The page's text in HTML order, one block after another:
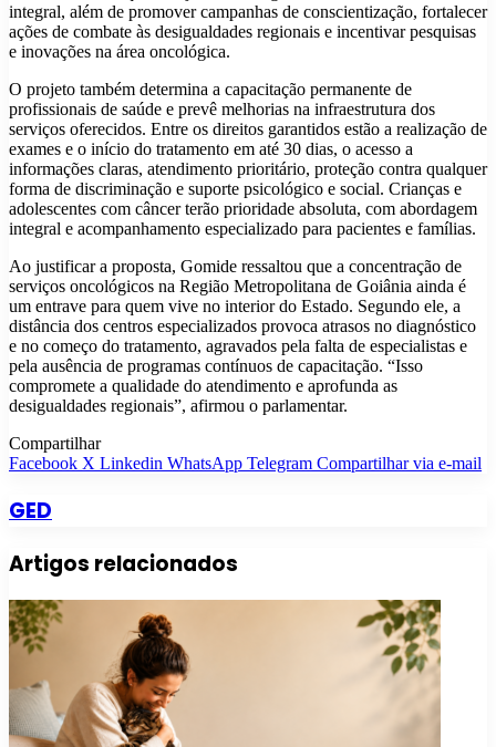
integral, além de promover campanhas de conscientização, fortalecer
ações de combate às desigualdades regionais e incentivar pesquisas
e inovações na área oncológica.
O projeto também determina a capacitação permanente de
profissionais de saúde e prevê melhorias na infraestrutura dos
serviços oferecidos. Entre os direitos garantidos estão a realização de
exames e o início do tratamento em até 30 dias, o acesso a
informações claras, atendimento prioritário, proteção contra qualquer
forma de discriminação e suporte psicológico e social. Crianças e
adolescentes com câncer terão prioridade absoluta, com abordagem
integral e acompanhamento especializado para pacientes e famílias.
Ao justificar a proposta, Gomide ressaltou que a concentração de
serviços oncológicos na Região Metropolitana de Goiânia ainda é
um entrave para quem vive no interior do Estado. Segundo ele, a
distância dos centros especializados provoca atrasos no diagnóstico
e no começo do tratamento, agravados pela falta de especialistas e
pela ausência de programas contínuos de capacitação. “Isso
compromete a qualidade do atendimento e aprofunda as
desigualdades regionais”, afirmou o parlamentar.
Compartilhar
Facebook X Linkedin WhatsApp Telegram Compartilhar via e-mail
GED
Artigos relacionados